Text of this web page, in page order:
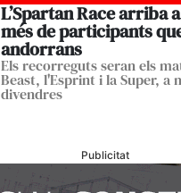
L’Spartan Race arriba
més de participants
andorrans
Els recorreguts seran els
Beast, l'Esprint i la Super, a
divendres
Publicitat